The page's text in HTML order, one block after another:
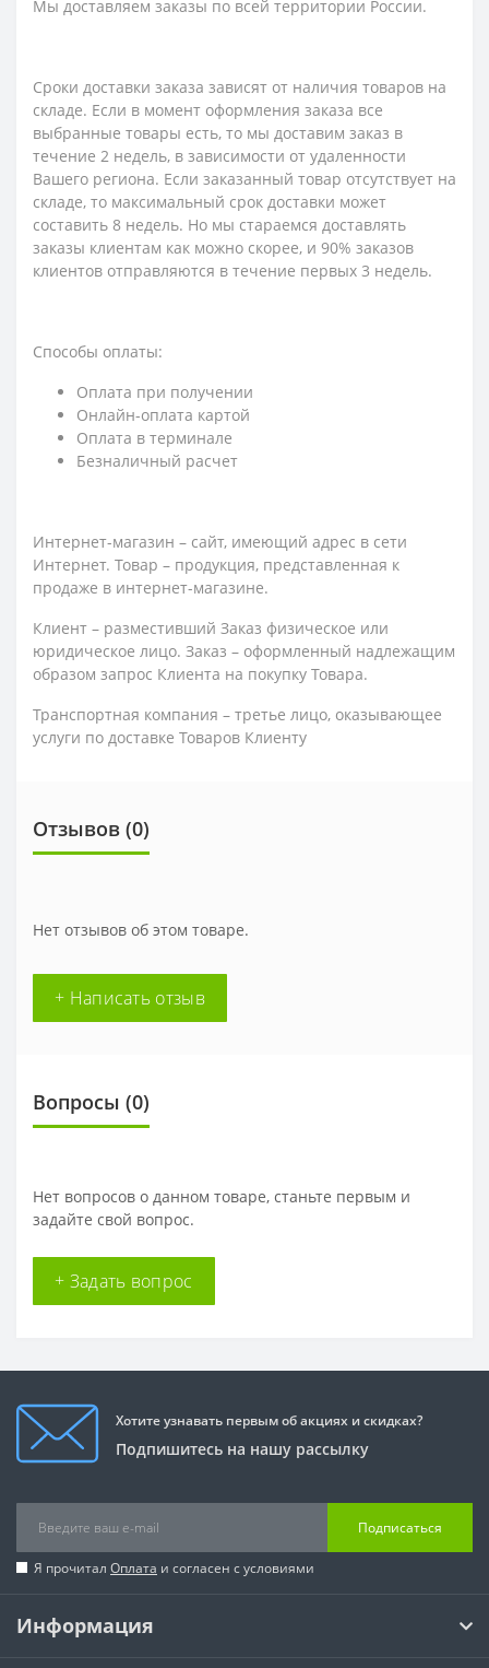
Мы доставляем заказы по всей территории России.
Сроки доставки заказа зависят от наличия товаров на
складе. Если в момент оформления заказа все
выбранные товары есть, то мы доставим заказ в
течение 2 недель, в зависимости от удаленности
Вашего региона. Если заказанный товар отсутствует на
складе, то максимальный срок доставки может
составить 8 недель. Но мы стараемся доставлять
заказы клиентам как можно скорее, и 90% заказов
клиентов отправляются в течение первых 3 недель.
Способы оплаты:
Оплата при получении
Онлайн-оплата картой
Оплата в терминале
Безналичный расчет
Интернет-магазин – сайт, имеющий адрес в сети
Интернет. Товар – продукция, представленная к
продаже в интернет-магазине.
Клиент – разместивший Заказ физическое или
юридическое лицо. Заказ – оформленный надлежащим
образом запрос Клиента на покупку Товара.
Транспортная компания – третье лицо, оказывающее
услуги по доставке Товаров Клиенту
Отзывов (0)
Нет отзывов об этом товаре.
+ Написать отзыв
Вопросы (0)
Нет вопросов о данном товаре, станьте первым и
задайте свой вопрос.
+ Задать вопрос
Хотите узнавать первым об акциях и скидках?
Подпишитесь на нашу рассылку
Подписаться
Я прочитал Оплата и согласен с условиями
Информация